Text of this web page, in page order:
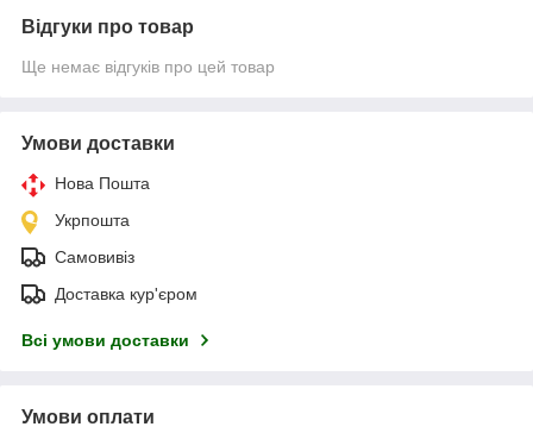
Відгуки про товар
Ще немає відгуків про цей товар
Умови доставки
Нова Пошта
Укрпошта
Самовивіз
Доставка кур'єром
Всі умови доставки
Умови оплати